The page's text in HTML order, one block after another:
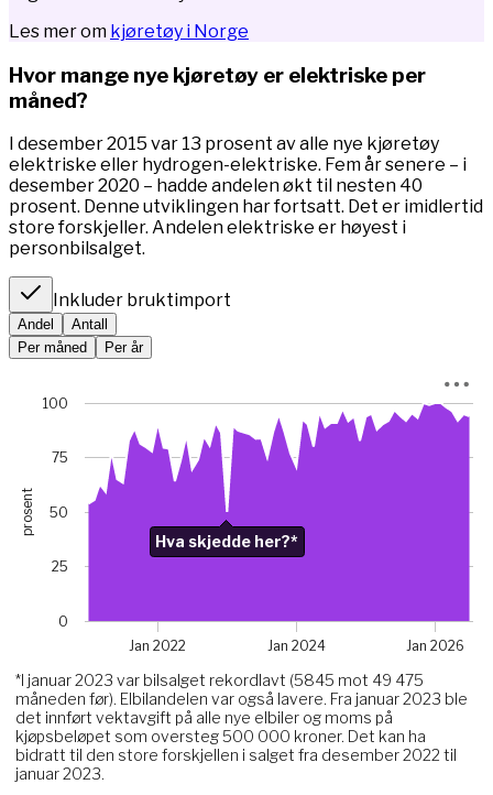
Les mer om kjøretøy i Norge
Hvor mange nye kjøretøy er elektriske per
måned?
I desember 2015 var 13 prosent av alle nye kjøretøy
elektriske eller hydrogen-elektriske. Fem år senere – i
desember 2020 – hadde andelen økt til nesten 40
prosent. Denne utviklingen har fortsatt. Det er imidlertid
store forskjeller. Andelen elektriske er høyest i
personbilsalget.
Inkluder bruktimport
Andel
Antall
Per måned
Per år
Chart with 67 data points.
*I januar 2023 var bilsalget rekordlavt (5845 mot 49
View as data table, Chart
The chart has 1 X axis displaying Time. Data ranges from
The chart has 1 Y axis displaying prosent. Data ranges
Chart annotations summary
prosent
*I januar 2023 var bilsalget rekordlavt (5845 mot 49 475
måneden før). Elbilandelen var også lavere. Fra januar 2023 ble
det innført vektavgift på alle nye elbiler og moms på
kjøpsbeløpet som oversteg 500 000 kroner. Det kan ha
bidratt til den store forskjellen i salget fra desember 2022 til
januar 2023.
Jan 2022 Jan 2024 Jan 2026
0
25
50
75
100
Hva skjedde her?*